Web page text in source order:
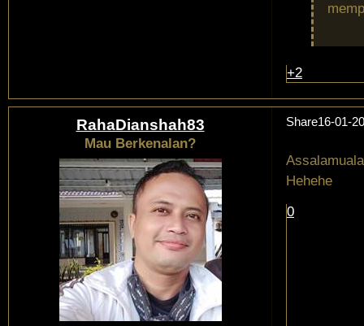
+2
Share16-01-
RahaDianshah83
Mau Berkenalan?
Hehehe
0